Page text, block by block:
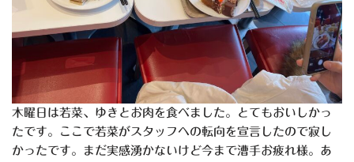
木曜日は若菜、ゆきとお肉を食べました。とてもおいしかっ
たです。ここで若菜がスタッフへの転向を宣言したので寂し
かったです。まだ実感湧かないけど今まで漕手お疲れ様。あ